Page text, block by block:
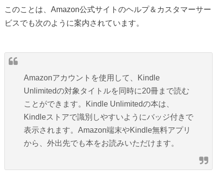
このことは、Amazon公式サイトのヘルプ＆カスタマーサー
ビスでも次のように案内されています。
Amazonアカウントを使用して、Kindle
Unlimitedの対象タイトルを同時に20冊まで読む
ことができます。Kindle Unlimitedの本は、
Kindleストアで識別しやすいようにバッジ付きで
表示されます。Amazon端末やKindle無料アプリ
から、外出先でも本をお読みいただけます。